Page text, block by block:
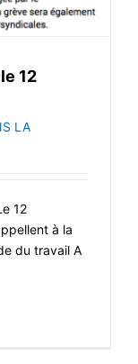
12
LA
12
à la
du travail A